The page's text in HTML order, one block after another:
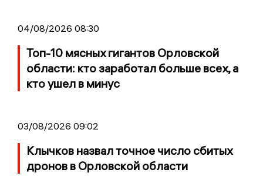
04/08/2026 08:30
Топ-10 мясных гигантов Орловской
области: кто заработал больше всех, а
кто ушел в минус
03/08/2026 09:02
Клычков назвал точное число сбитых
дронов в Орловской области